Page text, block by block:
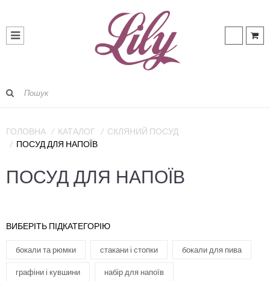
ГОЛОВНА КАТАЛОГ
СКЛЯНИЙ ПОСУД
ПОСУД ДЛЯ НАПОЇВ
ПОСУД ДЛЯ НАПОЇВ
ВИБЕРІТЬ ПІДКАТЕГОРІЮ
бокали та рюмки стакани і стопки бокали для пива
графіни і кувшини набір для напоїв